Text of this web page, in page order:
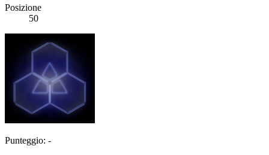
Posizione
50
Punteggio: -